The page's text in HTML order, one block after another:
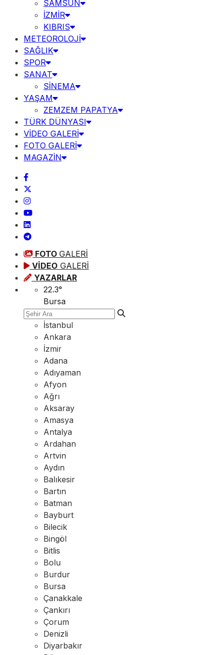
SAMSUN
İZMİR
KIBRIS
METEOROLOJİ
SAĞLIK
SPOR
SANAT
SİNEMA
YAŞAM
ZEMZEM PAPATYA
TÜRK DÜNYASI
VİDEO GALERİ
FOTO GALERİ
MAGAZİN
FOTO GALERİ
VİDEO GALERİ
YAZARLAR
22.3°
Bursa
İstanbul
Ankara
İzmir
Adana
Adıyaman
Afyon
Ağrı
Aksaray
Amasya
Antalya
Ardahan
Artvin
Aydın
Balıkesir
Bartın
Batman
Bayburt
Bilecik
Bingöl
Bitlis
Bolu
Burdur
Bursa
Çanakkale
Çankırı
Çorum
Denizli
Diyarbakır